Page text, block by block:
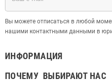
Вы можете отписаться в любой
нашими контактными данными в
ИНФОРМАЦИЯ
ПОЧЕМУ ВЫБИРАЮТ НАС